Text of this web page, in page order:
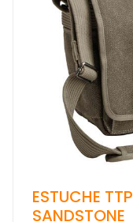
ESTUCHE
SANDSTONE